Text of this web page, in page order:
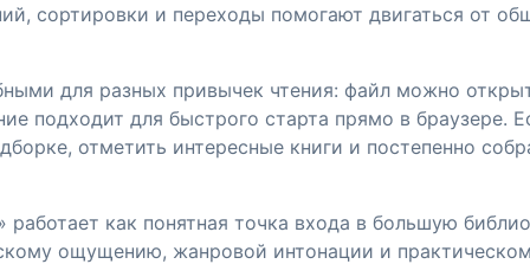
сортировки и переходы помогают двигаться от
для разных привычек чтения: файл можно
подходит для быстрого старта прямо в браузере.
отметить интересные книги и постепенно
как понятная точка входа в большую
ощущению, жанровой интонации и